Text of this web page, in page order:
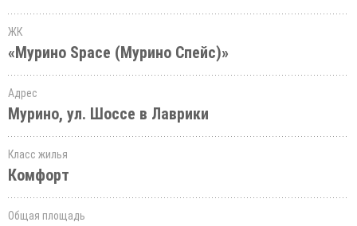
ЖК
«Мурино Space (Мурино Спейс)»
Адрес
Мурино, ул. Шоссе в Лаврики
Класс жилья
Комфорт
Общая площадь